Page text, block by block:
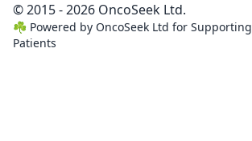
© 2015 - 2026 OncoSeek Ltd.
☘️ Powered by OncoSeek Ltd for Supporting
Patients